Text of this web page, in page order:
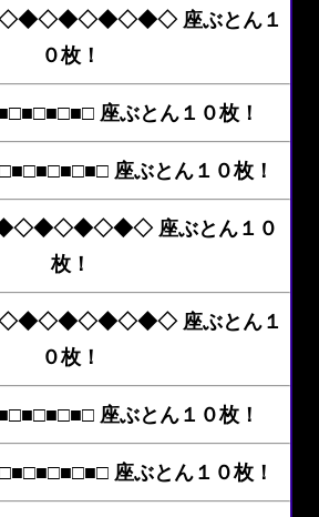
座ぶとん１
０枚！
座ぶとん１０枚！
座ぶとん１０枚！
座ぶとん１０
枚！
座ぶとん１
０枚！
座ぶとん１０枚！
座ぶとん１０枚！